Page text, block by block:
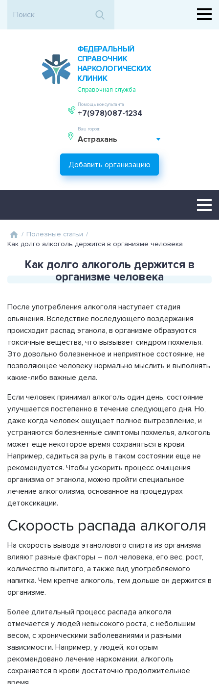
ФЕДЕРАЛЬНЫЙ
СПРАВОЧНИК
НАРКОЛОГИЧЕСКИХ
КЛИНИК
Справочная служба
Помощь консультанта
+7(978)087-1234
Ваш город:
Астрахань
Добавить организацию
/ Полезные статьи /
Как долго алкоголь держится в организме человека
Как долго алкоголь держится в
организме человека
После употребления алкоголя наступает стадия
опьянения. Вследствие последующего воздержания
происходит распад этанола, в организме образуются
токсичные вещества, что вызывает синдром похмелья.
Это довольно болезненное и неприятное состояние, не
позволяющее человеку нормально мыслить и выполнять
какие-либо важные дела.
Если человек принимал алкоголь один день, состояние
улучшается постепенно в течение следующего дня. Но,
даже когда человек ощущает полное вытрезвление, и
устраняются болезненные симптомы похмелья, алкоголь
может еще некоторое время сохраняться в крови.
Например, садиться за руль в таком состоянии еще не
рекомендуется. Чтобы ускорить процесс очищения
организма от этанола, можно пройти специальное
лечение алкоголизма, основанное на процедурах
детоксикации.
Скорость распада алкоголя
На скорость вывода этанолового спирта из организма
влияют разные факторы – пол человека, его вес, рост,
количество выпитого, а также вид употребляемого
напитка. Чем крепче алкоголь, тем дольше он держится в
организме.
Более длительный процесс распада алкоголя
отмечается у людей невысокого роста, с небольшим
весом, с хроническими заболеваниями и разными
зависимости. Например, у людей, которым
рекомендовано лечение наркомании, алкоголь
сохраняется в крови достаточно продолжительное